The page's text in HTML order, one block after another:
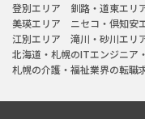
登別エリア
釧路・道東エリ
美瑛エリア
ニセコ・倶知安
江別エリア
滝川・砂川エリ
北海道・札幌のITエンジニア
札幌の介護・福祉業界の転職